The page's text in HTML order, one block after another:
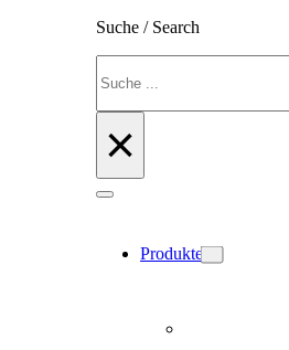
Suche / Search
×
Produkte